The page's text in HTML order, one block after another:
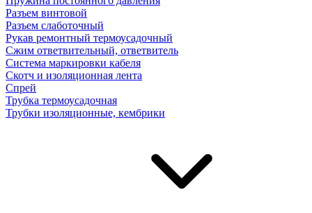
Разъем винтовой
Разъем слаботочный
Рукав ремонтный термоусадочный
Сжим ответвительный, ответвитель
Система маркировки кабеля
Скотч и изоляционная лента
Спрей
Трубка термоусадочная
Трубки изоляционные, кембрики